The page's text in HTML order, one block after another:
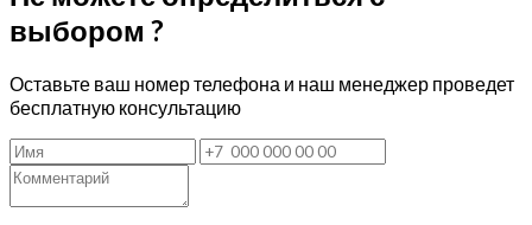
выбором ?
Оставьте ваш номер телефона и наш менеджер проведет
бесплатную консультацию